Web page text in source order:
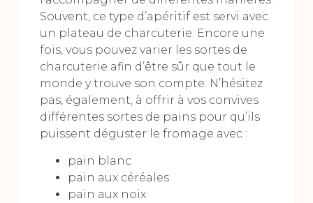
Souvent, ce type d’apéritif est servi avec
un plateau de charcuterie. Encore une
fois, vous pouvez varier les sortes de
charcuterie afin d’être sûr que tout le
monde y trouve son compte. N’hésitez
pas, également, à offrir à vos convives
différentes sortes de pains pour qu’ils
puissent déguster le fromage avec :
pain blanc
pain aux céréales
pain aux noix